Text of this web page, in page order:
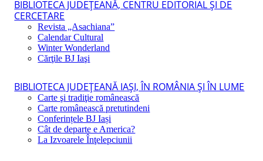
BIBLIOTECA JUDEŢEANĂ, CENTRU EDITORIAL ŞI DE
CERCETARE
Revista „Asachiana”
Calendar Cultural
Winter Wonderland
Cărţile BJ Iaşi
BIBLIOTECA JUDEŢEANĂ IAŞI, ÎN ROMÂNIA ŞI ÎN LUME
Carte şi tradiţie românească
Carte românească pretutindeni
Conferințele BJ Iași
Cât de departe e America?
La Izvoarele Înţelepciunii